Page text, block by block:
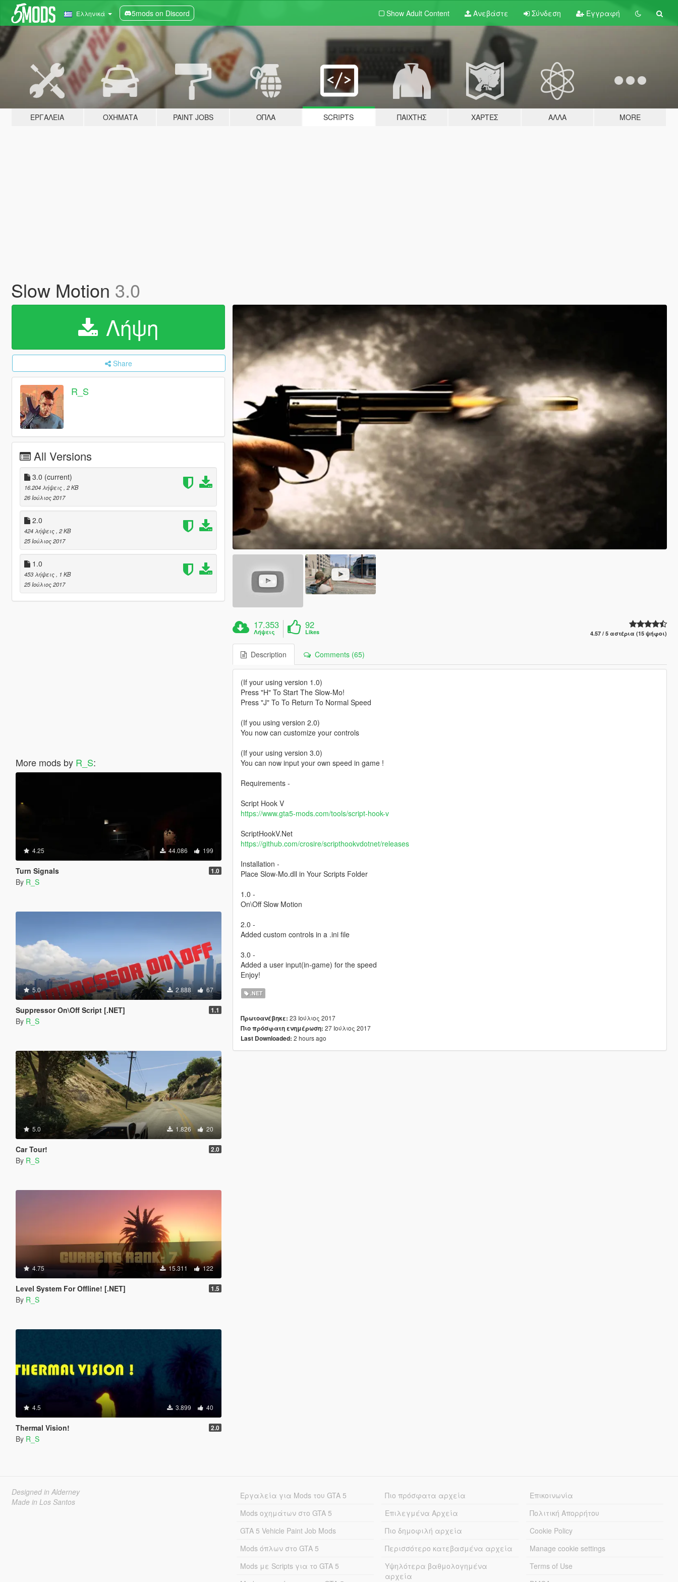
Ελληνικά 5mods on Discord Show Adult Content Ανεβάστε Σύνδεση Εγγραφή
ΕΡΓΑΛΕΊΑ ΟΧΉΜΑΤΑ PAINT JOBS ΌΠΛΑ SCRIPTS ΠΑΊΧΤΗΣ ΧΆΡΤΕΣ ΆΛΛΑ MORE
Slow Motion 3.0
Λήψη
Share
R_S
All Versions
3.0 (current)
16.204 λήψεις , 2 KB
26 Ιούλιος 2017
2.0
424 λήψεις , 2 KB
25 Ιούλιος 2017
1.0
453 λήψεις
, 1 KB
25 Ιούλιος 2017
More mods by R_S:
4.25 44.086 199
Turn Signals 1.0
By R_S
5.0 2.888 67
Suppressor On\Off Script [.NET] 1.1
By R_S
5.0 1.826 20
Car Tour! 2.0
By R_S
4.75 15.311 122
Level System For Offline! [.NET] 1.5
By R_S
4.5 3.899 40
Thermal Vision! 2.0
By R_S
17.353
Λήψεις
92
Likes 4.57 / 5 αστέρια (15 ψήφοι)
Description Comments (65)
(If your using version 1.0)
Press "H" To Start The Slow-Mo!
Press "J" To To Return To Normal Speed
(If you using version 2.0)
You now can customize your controls
(If your using version 3.0)
You can now input your own speed in game !
Requirements -
Script Hook V
https://www.gta5-mods.com/tools/script-hook-v
ScriptHookV.Net
https://github.com/crosire/scripthookvdotnet/releases
Installation -
Place Slow-Mo.dll in Your Scripts Folder
1.0 -
On\Off Slow Motion
2.0 -
Added custom controls in a .ini file
3.0 -
Added a user input(in-game) for the speed
Enjoy!
.NET
Πρωτοανέβηκε: 23 Ιούλιος 2017
Πιο πρόσφατη ενημέρωση: 27 Ιούλιος 2017
Last Downloaded: 2 hours ago
Designed in Alderney
Made in Los Santos
Εργαλεία για Mods του GTA 5
Mods οχημάτων στο GTA 5
GTA 5 Vehicle Paint Job Mods
Mods όπλων στο GTA 5
Mods με Scripts για το GTA 5
Πιο πρόσφατα αρχεία
Επιλεγμένα Αρχεία
Πιο δημοφιλή αρχεία
Περισσότερο κατεβασμένα αρχεία
Υψηλότερα βαθμολογημένα
αρχεία
Επικοινωνία
Πολιτική Απορρήτου
Cookie Policy
Manage cookie settings
Terms of Use